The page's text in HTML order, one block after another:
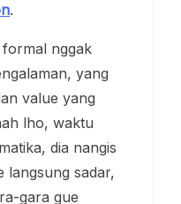
.
nggak
yang
value yang
lho, waktu
dia nangis
langsung sadar,
gara gue